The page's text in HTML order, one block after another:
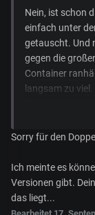
Nein, ist schon
einfach unter
getauscht. Und
gegen die
Container
langsam zu
Sorry für den
Ich meinte es
Versionen gibt.
das liegt...